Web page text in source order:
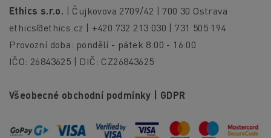
Ethics s.r.o. | Čujkovova 2709/42 | 700 30 Ostrava
ethics@ethics.cz | +420 732 213 030 | 731 505 194
Provozní doba: pondělí - pátek 8:00 - 16:00
IČO: 26843625 | DIČ: CZ26843625
Všeobecné obchodní podmínky GDPR